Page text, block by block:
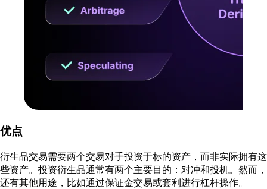
优点
衍生品交易需要两个交易对手投资于标的资产，而非实际拥有这
些资产。投资衍生品通常有两个主要目的：对冲和投机。然而，
还有其他用途，比如通过保证金交易或套利进行杠杆操作。